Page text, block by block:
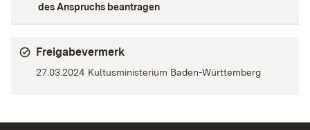
des Anspruchs beantragen
Freigabevermerk
27.03.2024 Kultusministerium Baden-Württemberg